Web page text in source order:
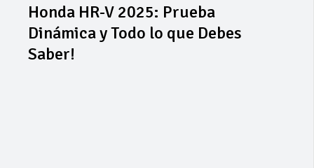
Honda HR-V 2025: Prueba
Dinámica y Todo lo que Debes
Saber!